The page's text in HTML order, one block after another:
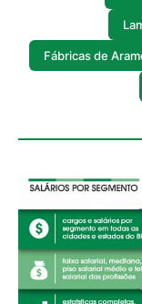
Fábricas de